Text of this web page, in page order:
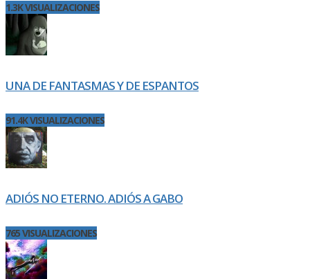
1.3K VISUALIZACIONES
UNA DE FANTASMAS Y DE ESPANTOS
91.4K VISUALIZACIONES
ADIÓS NO ETERNO. ADIÓS A GABO
765 VISUALIZACIONES